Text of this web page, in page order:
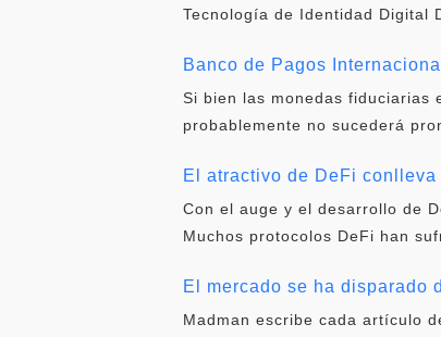
Tecnología de Identidad Digital
Banco de Pagos
Si bien las monedas fiduciarias
probablemente no sucederá
El atractivo de DeFi
Con el auge y el desarrollo de
Muchos protocolos DeFi han
El mercado se ha disparado
Madman escribe cada artículo